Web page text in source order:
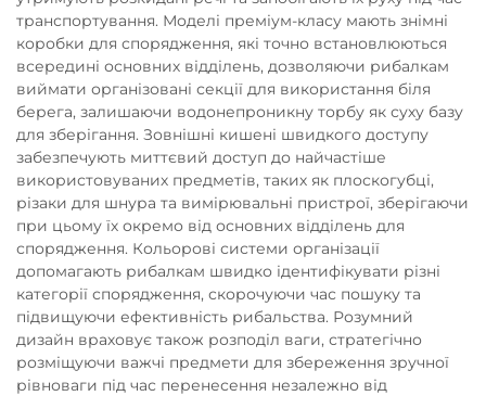
транспортування. Моделі преміум-класу мають знімні
коробки для спорядження, які точно встановлюються
всередині основних відділень, дозволяючи рибалкам
виймати організовані секції для використання біля
берега, залишаючи водонепроникну торбу як суху базу
для зберігання. Зовнішні кишені швидкого доступу
забезпечують миттєвий доступ до найчастіше
використовуваних предметів, таких як плоскогубці,
різаки для шнура та вимірювальні пристрої, зберігаючи
при цьому їх окремо від основних відділень для
спорядження. Кольорові системи організації
допомагають рибалкам швидко ідентифікувати різні
категорії спорядження, скорочуючи час пошуку та
підвищуючи ефективність рибальства. Розумний
дизайн враховує також розподіл ваги, стратегічно
розміщуючи важчі предмети для збереження зручної
рівноваги під час перенесення незалежно від